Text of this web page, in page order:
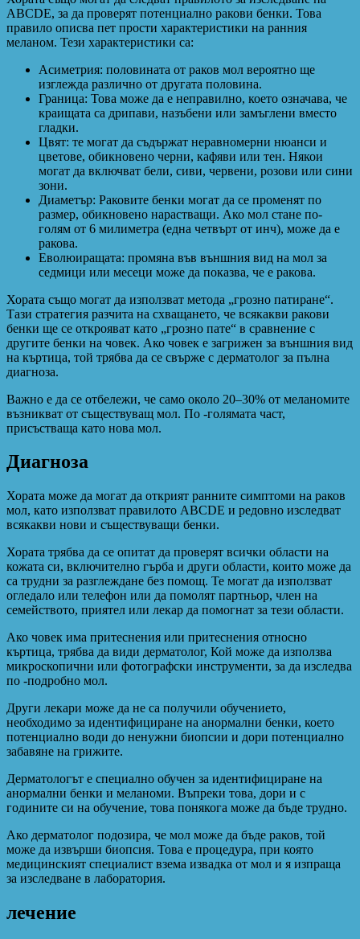
ABCDE, за да проверят потенциално ракови бенки. Това
правило описва пет прости характеристики на ранния
меланом. Тези характеристики са:
Асиметрия: половината от раков мол вероятно ще
изглежда различно от другата половина.
Граница: Това може да е неправилно, което означава, че
краищата са дрипави, назъбени или замъглени вместо
гладки.
Цвят: те могат да съдържат неравномерни нюанси и
цветове, обикновено черни, кафяви или тен. Някои
могат да включват бели, сиви, червени, розови или сини
зони.
Диаметър: Раковите бенки могат да се променят по
размер, обикновено нарастващи. Ако мол стане по-
голям от 6 милиметра (една четвърт от инч), може да е
ракова.
Еволюиращата: промяна във външния вид на мол за
седмици или месеци може да показва, че е ракова.
Хората също могат да използват метода „грозно патиране“.
Тази стратегия разчита на схващането, че всякакви ракови
бенки ще се открояват като „грозно пате“ в сравнение с
другите бенки на човек. Ако човек е загрижен за външния вид
на къртица, той трябва да се свърже с дерматолог за пълна
диагноза.
Важно е да се отбележи, че само около 20–30% от меланомите
възникват от съществуващ мол. По -голямата част,
присъстваща като нова мол.
Диагноза
Хората може да могат да открият ранните симптоми на раков
мол, като използват правилото ABCDE и редовно изследват
всякакви нови и съществуващи бенки.
Хората трябва да се опитат да проверят всички области на
кожата си, включително гърба и други области, които може да
са трудни за разглеждане без помощ. Те могат да използват
огледало или телефон или да помолят партньор, член на
семейството, приятел или лекар да помогнат за тези области.
Ако човек има притеснения или притеснения относно
къртица, трябва да види дерматолог, Кой може да използва
микроскопични или фотографски инструменти, за да изследва
по -подробно мол.
Други лекари може да не са получили обучението,
необходимо за идентифициране на анормални бенки, което
потенциално води до ненужни биопсии и дори потенциално
забавяне на грижите.
Дерматологът е специално обучен за идентифициране на
анормални бенки и меланоми. Въпреки това, дори и с
годините си на обучение, това понякога може да бъде трудно.
Ако дерматолог подозира, че мол може да бъде раков, той
може да извърши биопсия. Това е процедура, при която
медицинският специалист взема извадка от мол и я изпраща
за изследване в лаборатория.
лечение